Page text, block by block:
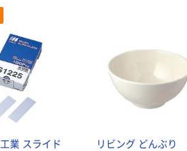
業 スライド
リビング どんぶり